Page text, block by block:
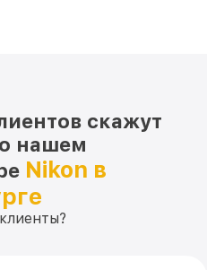
скажут
нашем
Nikon в